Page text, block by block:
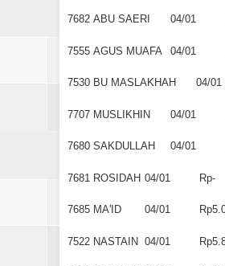
7682 ABU SAERI 04/01
7555 AGUS MUAFA 04/01
7530 BU MASLAKHAH 04/01
7707 MUSLIKHIN 04/01
7680 SAKDULLAH 04/01
7681 ROSIDAH 04/01 Rp-
7685 MA'ID 04/01
7522 NASTAIN 04/01